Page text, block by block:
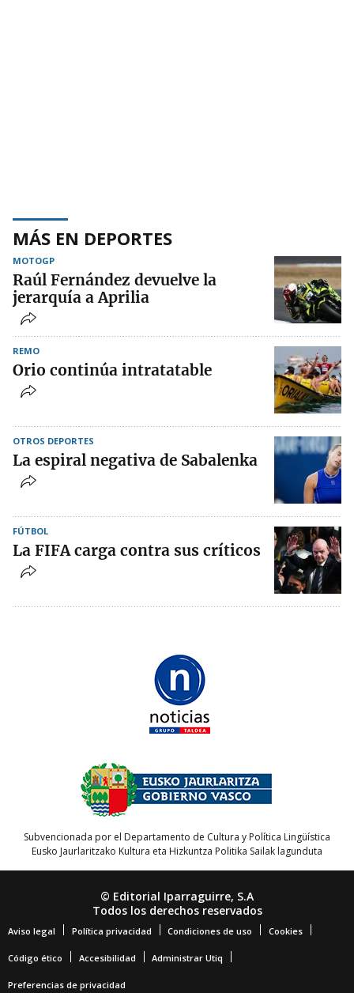
MÁS EN DEPORTES
MOTOGP
Raúl Fernández devuelve la
jerarquía a Aprilia
REMO
Orio continúa intratatable
OTROS DEPORTES
La espiral negativa de Sabalenka
FÚTBOL
La FIFA carga contra sus críticos
Subvencionada por el Departamento de Cultura y Política Lingüística
Eusko Jaurlaritzako Kultura eta Hizkuntza Politika Sailak lagunduta
© Editorial Iparraguirre, S.A
Todos los derechos reservados
Aviso legal Política privacidad Condiciones de uso Cookies
Código ético Accesibilidad Administrar Utiq
Preferencias de privacidad